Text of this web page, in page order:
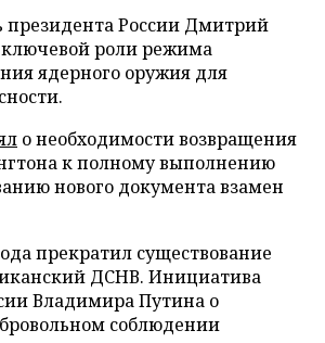
президента России Дмитрий
ключевой роли режима
ядерного оружия для
о необходимости возвращения
к полному выполнению
нового документа взамен
прекратил существование
ДСНВ. Инициатива
Владимира Путина о
соблюдении